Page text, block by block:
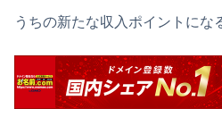
うちの新たな収入ポイントにな